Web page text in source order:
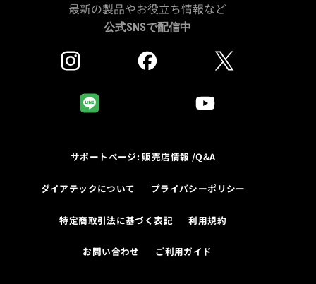
最新の製品やお役立ち情報など
公式SNSで配信中
サポートページ: 販売店情報 /Q&A
ダイアテックについて プライバシーポリシー
特定商取引法に基づく表記 利用規約
お問い合わせ ご利用ガイド